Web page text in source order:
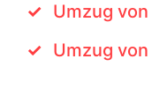
Umzug
Umzug